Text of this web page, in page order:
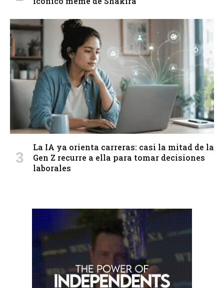
La IA ya orienta carreras: casi la mitad de la
Gen Z recurre a ella para tomar decisiones
laborales